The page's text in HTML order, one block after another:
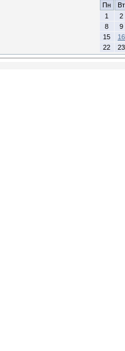
Пн
Вт
1
2
8
9
15
16
22
23